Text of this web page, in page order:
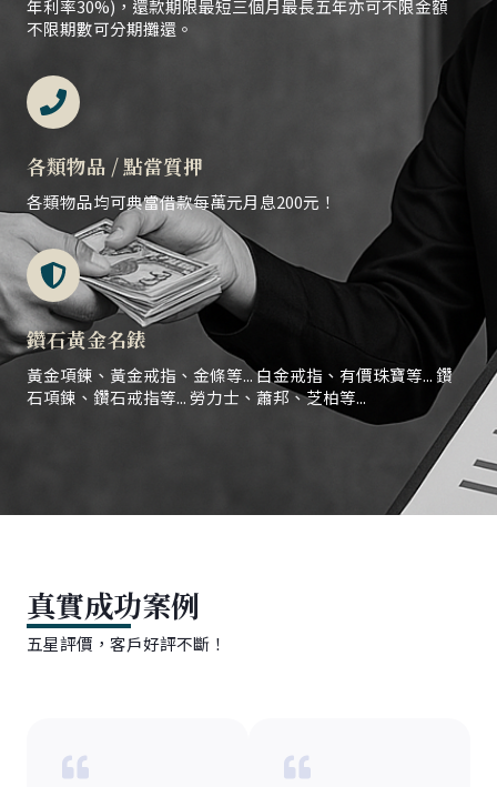
年利率30%)，還款期限最短三個月最長五年亦可不限金額
不限期數可分期攤還。
各類物品 / 點當質押
各類物品均可典當借款每萬元月息200元！
鑽石黃金名錶
黃金項鍊、黃金戒指、金條等... 白金戒指、有價珠寶等... 鑽
石項鍊、鑽石戒指等... 勞力士、蕭邦、芝柏等...
真實成功案例
五星評價，客戶好評不斷！